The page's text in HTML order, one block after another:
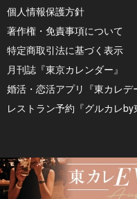
個人情報保護方針
著作権・免責事項について
特定商取引法に基づく表示
月刊誌『東京カレンダー』
婚活・恋活アプリ『東カレデ
レストラン予約『グルカレby